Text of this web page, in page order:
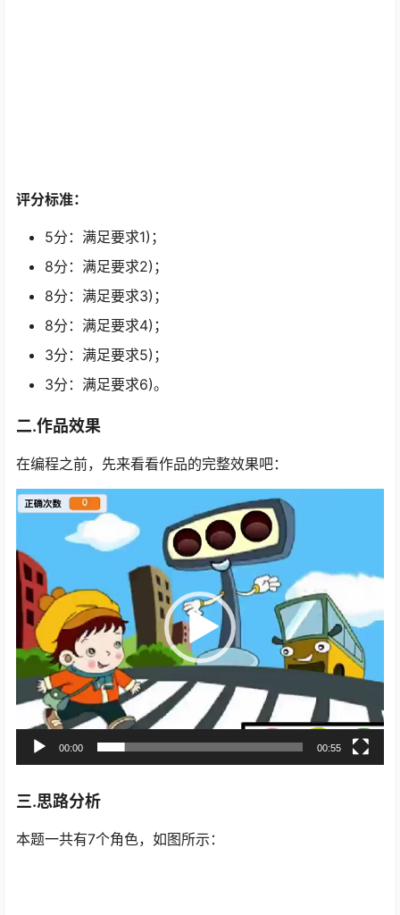
评分标准：
5分：满足要求1)；
8分：满足要求2)；
8分：满足要求3)；
8分：满足要求4)；
3分：满足要求5)；
3分：满足要求6)。
二.作品效果
在编程之前，先来看看作品的完整效果吧：
视
频
放
器
00:00 00:55
三.思路分析
本题一共有7个角色，如图所示：